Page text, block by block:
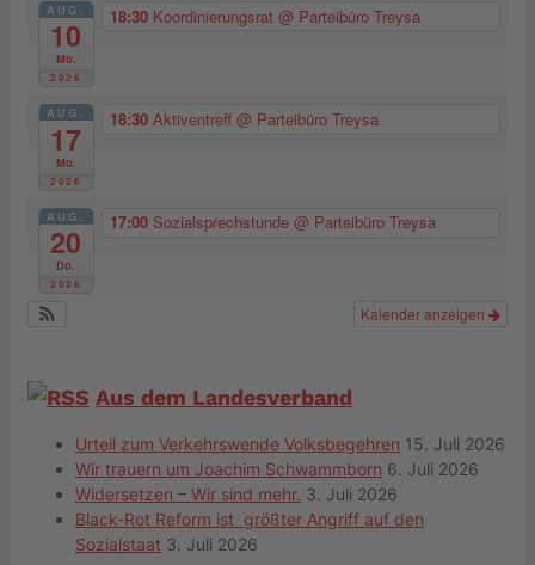
AUG.
10
Mo.
2026
18:30 Koordinierungsrat @ Parteibüro Treysa
AUG.
17
Mo.
2026
18:30 Aktiventreff @ Parteibüro Treysa
AUG.
20
Do.
2026
17:00 Sozialsprechstunde @ Parteibüro Treysa
Kalender anzeigen
Aus dem Landesverband
Urteil zum Verkehrswende Volksbegehren 15. Juli 2026
Wir trauern um Joachim Schwammborn 6. Juli 2026
Widersetzen – Wir sind mehr. 3. Juli 2026
Black-Rot Reform ist größter Angriff auf den
Sozialstaat 3. Juli 2026